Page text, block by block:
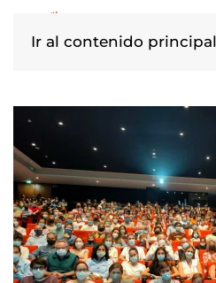
Ir al contenido principal